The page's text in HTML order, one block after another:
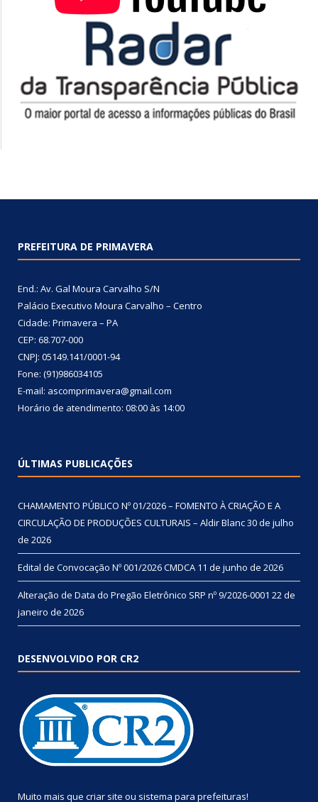
PREFEITURA DE PRIMAVERA
End.: Av. Gal Moura Carvalho S/N
Palácio Executivo Moura Carvalho – Centro
Cidade: Primavera – PA
CEP: 68.707-000
CNPJ: 05149.141/0001-94
Fone: (91)986034105
E-mail: ascomprimavera@gmail.com
Horário de atendimento: 08:00 às 14:00
ÚLTIMAS PUBLICAÇÕES
CHAMAMENTO PÚBLICO Nº 01/2026 – FOMENTO À CRIAÇÃO E A
CIRCULAÇÃO DE PRODUÇÕES CULTURAIS – Aldir Blanc30 de julho
de 2026
Edital de Convocação Nº 001/2026 CMDCA 11 de junho de 2026
Alteração de Data do Pregão Eletrônico SRP nº 9/2026-0001 22 de
janeiro de 2026
DESENVOLVIDO POR CR2
Muito mais que criar site ou sistema para prefeituras!